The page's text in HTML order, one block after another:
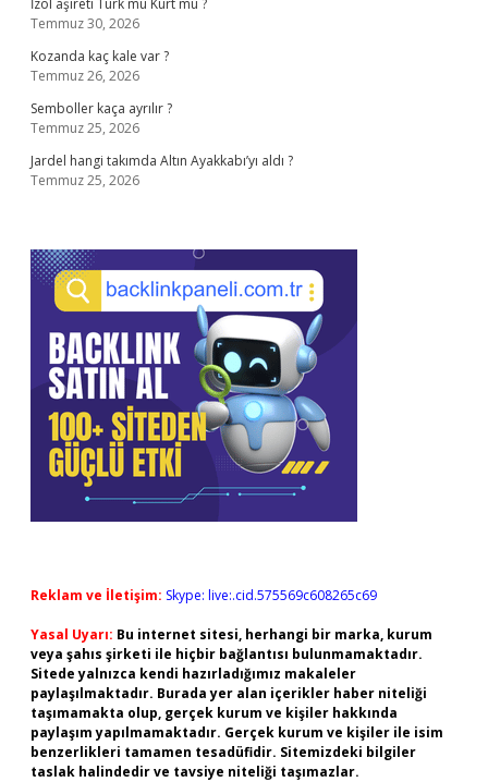
İzol aşireti Türk mü Kürt mü ?
Temmuz 30, 2026
Kozanda kaç kale var ?
Temmuz 26, 2026
Semboller kaça ayrılır ?
Temmuz 25, 2026
Jardel hangi takımda Altın Ayakkabı’yı aldı ?
Temmuz 25, 2026
Reklam ve İletişim: Skype: live:.cid.575569c608265c69
Yasal Uyarı: Bu internet sitesi, herhangi bir marka, kurum
veya şahıs şirketi ile hiçbir bağlantısı bulunmamaktadır.
Sitede yalnızca kendi hazırladığımız makaleler
paylaşılmaktadır. Burada yer alan içerikler haber niteliği
taşımamakta olup, gerçek kurum ve kişiler hakkında
paylaşım yapılmamaktadır. Gerçek kurum ve kişiler ile isim
benzerlikleri tamamen tesadüfidir. Sitemizdeki bilgiler
taslak halindedir ve tavsiye niteliği taşımazlar.